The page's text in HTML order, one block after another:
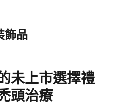
飾品
未上市選擇禮
頭治療